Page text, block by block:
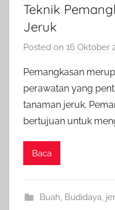
Teknik
Jeruk
Posted on 16 Oktober
Pemangkasan
perawatan yang
tanaman jeruk.
bertujuan untuk
Baca
Buah, Budidaya,